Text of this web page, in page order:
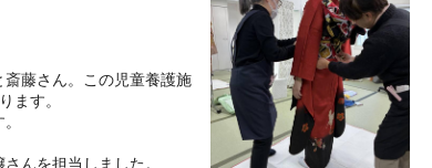
藤さん。この児童養護施
ます。
んを担当しました。